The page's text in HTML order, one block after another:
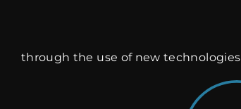
through the use of new technologies